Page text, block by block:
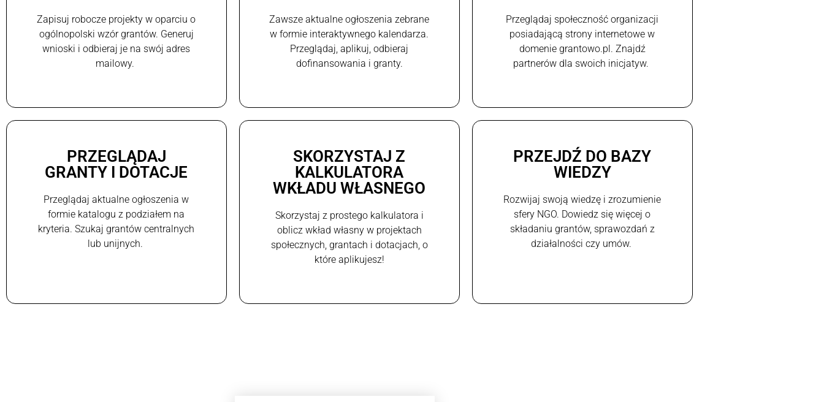
Zapisuj robocze projekty w oparciu o
ogólnopolski wzór grantów. Generuj
wnioski i odbieraj je na swój adres
mailowy.
Zawsze aktualne ogłoszenia zebrane
w formie interaktywnego kalendarza.
Przeglądaj, aplikuj, odbieraj
dofinansowania i granty.
Przeglądaj społeczność organizacji
posiadającą strony internetowe w
domenie grantowo.pl. Znajdź
partnerów dla swoich inicjatyw.
PRZEGLĄDAJ
GRANTY I DOTACJE
Przeglądaj aktualne ogłoszenia w
formie katalogu z podziałem na
kryteria. Szukaj grantów centralnych
lub unijnych.
SKORZYSTAJ Z
KALKULATORA
WKŁADU WŁASNEGO
Skorzystaj z prostego kalkulatora i
oblicz wkład własny w projektach
społecznych, grantach i dotacjach, o
które aplikujesz!
PRZEJDŹ DO BAZY
WIEDZY
Rozwijaj swoją wiedzę i zrozumienie
sfery NGO. Dowiedz się więcej o
składaniu grantów, sprawozdań z
działalności czy umów.